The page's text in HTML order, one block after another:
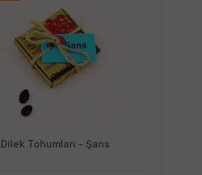
Dilek Tohumları - Şans